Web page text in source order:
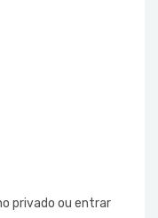
privado ou entrar